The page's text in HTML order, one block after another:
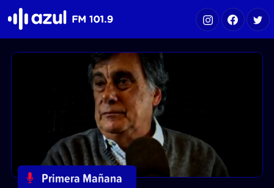
Primera Mañana